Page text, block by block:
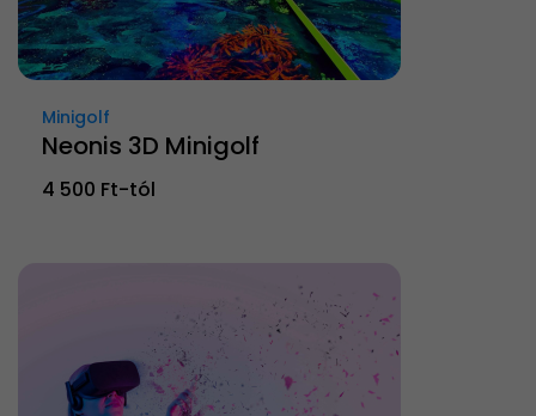
Minigolf
Neonis 3D Minigolf
4 500 Ft-tól